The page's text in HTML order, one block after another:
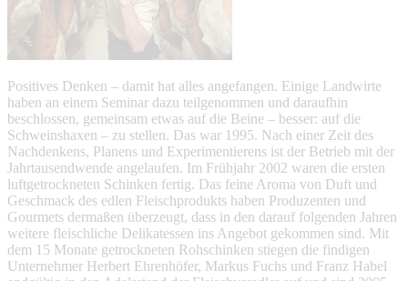
Positives Denken – damit hat alles angefangen. Einige Landwirte
haben an einem Seminar dazu teilgenommen und daraufhin
beschlossen, gemeinsam etwas auf die Beine – besser: auf die
Schweinshaxen – zu stellen. Das war 1995. Nach einer Zeit des
Nachdenkens, Planens und Experimentierens ist der Betrieb mit der
Jahrtausendwende angelaufen. Im Frühjahr 2002 waren die ersten
luftgetrockneten Schinken fertig. Das feine Aroma von Duft und
Geschmack des edlen Fleischprodukts haben Produzenten und
Gourmets dermaßen überzeugt, dass in den darauf folgenden Jahren
weitere fleischliche Delikatessen ins Angebot gekommen sind. Mit
dem 15 Monate getrockneten Rohschinken stiegen die findigen
Unternehmer Herbert Ehrenhöfer, Markus Fuchs und Franz Habel